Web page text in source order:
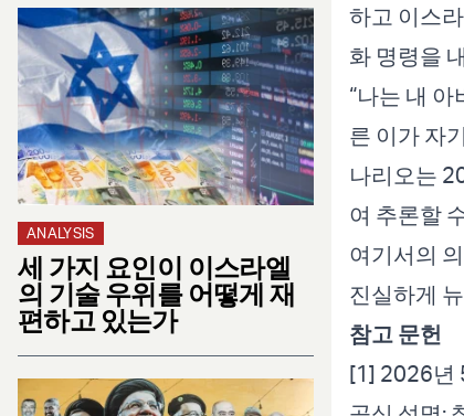
ANALYSIS
세 가지 요인이 이스라엘
의 기술 우위를 어떻게 재
편하고 있는가
하고 이스
화 명령을
“나는 내
른 이가 자
나리오는
여 추론할
여기서의
진실하게
참고 문헌
[1] 2026년